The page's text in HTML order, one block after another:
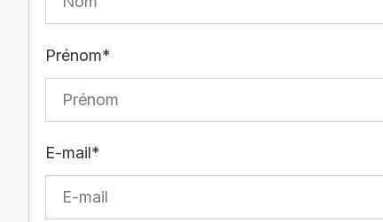
Prénom*
E-mail*